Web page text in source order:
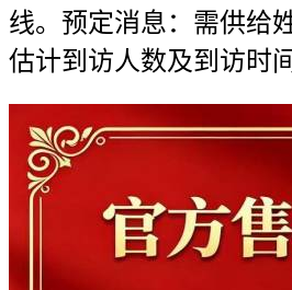
线。预定消息：需供给
估计到访人数及到访时间